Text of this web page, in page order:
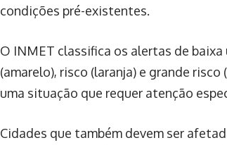
condições pré-existentes.
O INMET classifica os alertas de
(amarelo), risco (laranja) e grande
uma situação que requer atenção
Cidades que também devem ser